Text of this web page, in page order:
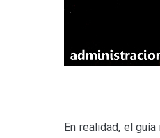
En realidad, el